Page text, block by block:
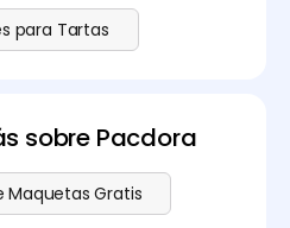
para Tartas
sobre Pacdora
Maquetas Gratis